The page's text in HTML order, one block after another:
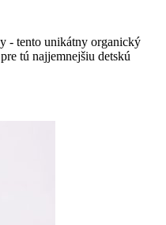
- tento unikátny organický
tú najjemnejšiu detskú